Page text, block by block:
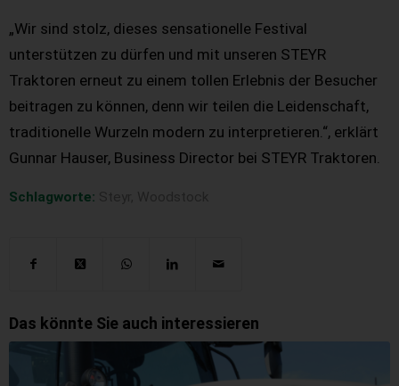
„Wir sind stolz, dieses sensationelle Festival
unterstützen zu dürfen und mit unseren STEYR
Traktoren erneut zu einem tollen Erlebnis der Besucher
beitragen zu können, denn wir teilen die Leidenschaft,
traditionelle Wurzeln modern zu interpretieren.“, erklärt
Gunnar Hauser, Business Director bei STEYR Traktoren.
Schlagworte:
Das könnte Sie auch interessieren